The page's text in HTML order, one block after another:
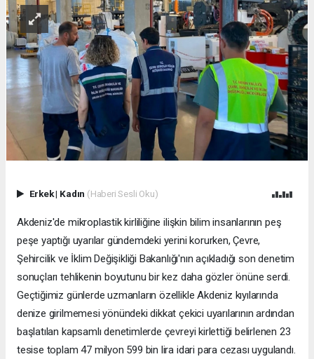
Erkek| Kadın (Haberi Sesli Oku)
Akdeniz'de mikroplastik kirliliğine ilişkin bilim insanlarının peş
peşe yaptığı uyarılar gündemdeki yerini korurken, Çevre,
Şehircilik ve İklim Değişikliği Bakanlığı'nın açıkladığı son denetim
sonuçları tehlikenin boyutunu bir kez daha gözler önüne serdi.
Geçtiğimiz günlerde uzmanların özellikle Akdeniz kıyılarında
denize girilmemesi yönündeki dikkat çekici uyarılarının ardından
başlatılan kapsamlı denetimlerde çevreyi kirlettiği belirlenen 23
tesise toplam 47 milyon 599 bin lira idari para cezası uygulandı.